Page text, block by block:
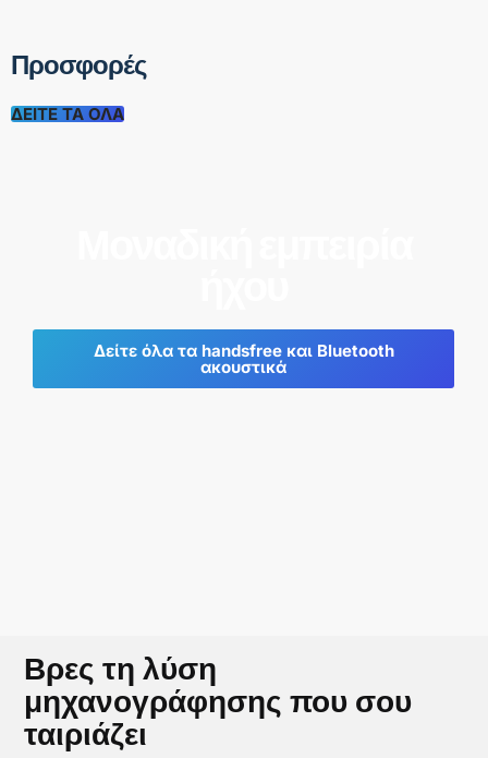
Προσφορές
ΔΕΊΤΕ ΤΑ ΌΛΑ
Δείτε όλα τα handsfree και Bluetooth
ακουστικά
Βρες τη λύση
μηχανογράφησης που σου
ταιριάζει